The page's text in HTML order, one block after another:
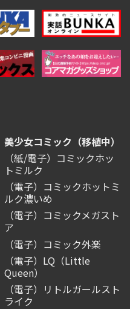
美少女コミック（移植中）
（紙/電子）コミックホッ
トミルク
（電子）コミックホットミ
ルク濃いめ
（電子）コミックメガスト
ア
（電子）コミック外楽
（電子）LQ（Little
Queen）
（電子）リトルガールスト
ライク